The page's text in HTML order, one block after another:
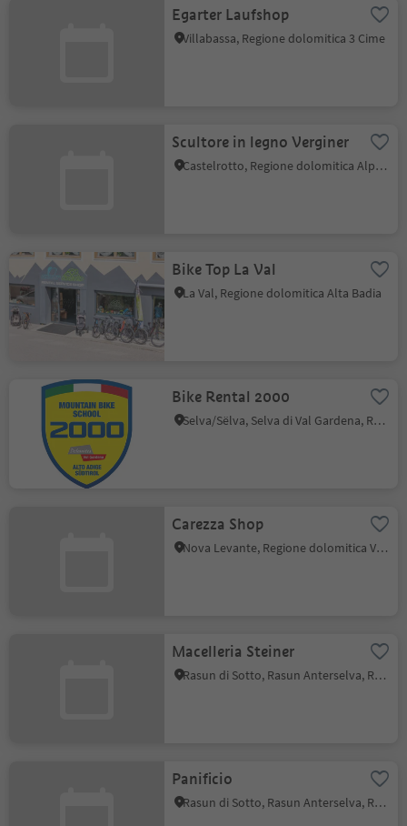
Egarter Laufshop
Villabassa, Regione dolomitica 3 Cime
Scultore in legno Verginer
Castelrotto, Regione dolomitica Alpe di Siusi
Bike Top La Val
La Val, Regione dolomitica Alta Badia
Bike Rental 2000
Selva/Sëlva, Selva di Val Gardena, Regione dolomitica Val Gardena
Carezza Shop
Nova Levante, Regione dolomitica Val d'Ega
Macelleria Steiner
Rasun di Sotto, Rasun Anterselva, Regione dolomitica Plan de Corones
Panificio
Rasun di Sotto, Rasun Anterselva, Regione dolomitica Plan de Corones